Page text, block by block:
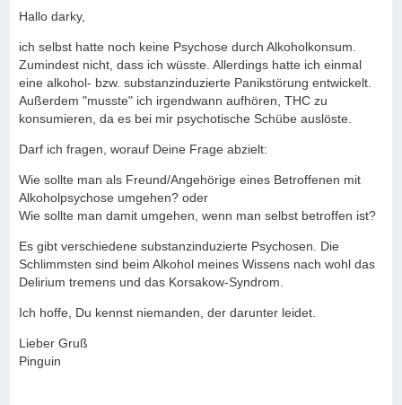
Hallo darky,
ich selbst hatte noch keine Psychose durch Alkoholkonsum.
Zumindest nicht, dass ich wüsste. Allerdings hatte ich einmal
eine alkohol- bzw. substanzinduzierte Panikstörung entwickelt.
Außerdem "musste" ich irgendwann aufhören, THC zu
konsumieren, da es bei mir psychotische Schübe auslöste.
Darf ich fragen, worauf Deine Frage abzielt:
Wie sollte man als Freund/Angehörige eines Betroffenen mit
Alkoholpsychose umgehen? oder
Wie sollte man damit umgehen, wenn man selbst betroffen ist?
Es gibt verschiedene substanzinduzierte Psychosen. Die
Schlimmsten sind beim Alkohol meines Wissens nach wohl das
Delirium tremens und das Korsakow-Syndrom.
Ich hoffe, Du kennst niemanden, der darunter leidet.
Lieber Gruß
Pinguin